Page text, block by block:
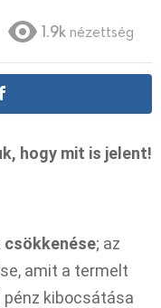
1.9k nézettség
hogy mit is jelent!
csökkenése; az
amit a termelt
pénz kibocsátása